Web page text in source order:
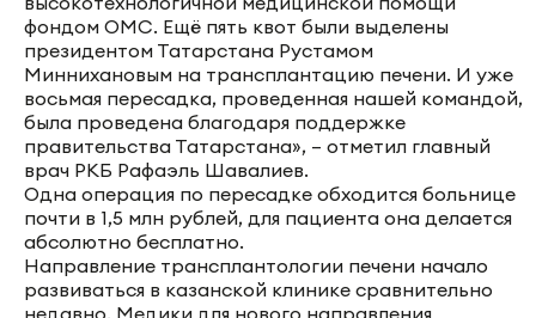
фондом ОМС. Ещё пять квот были выделены
президентом Татарстана Рустамом
Миннихановым на трансплантацию печени. И уже
восьмая пересадка, проведенная нашей командой,
была проведена благодаря поддержке
правительства Татарстана», – отметил главный
врач РКБ Рафаэль Шавалиев.
Одна операция по пересадке обходится больнице
почти в 1,5 млн рублей, для пациента она делается
абсолютно бесплатно.
Направление трансплантологии печени начало
развиваться в казанской клинике сравнительно